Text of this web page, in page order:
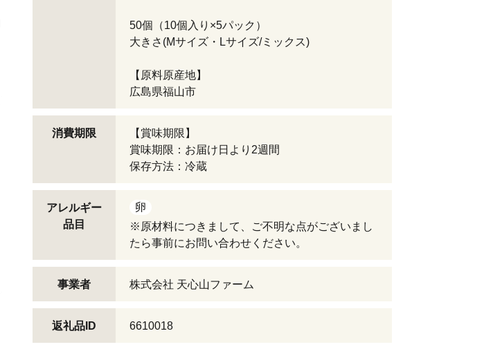
50個（10個入り×5パック）
大きさ(Mサイズ・Lサイズ/ミックス)
【原料原産地】
広島県福山市
消費期限
【賞味期限】
賞味期限：お届け日より2週間
保存方法：冷蔵
アレルギー
品目
卵
※原材料につきまして、ご不明な点がございまし
たら事前にお問い合わせください。
事業者 株式会社 天心山ファーム
返礼品ID 6610018